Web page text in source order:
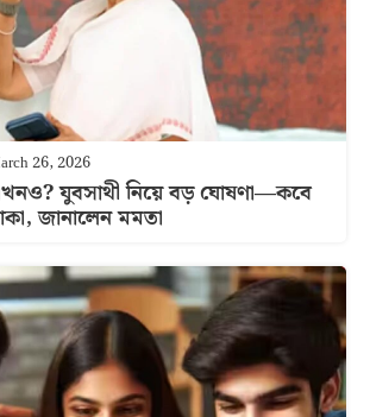
26, 2026
যুবসাথী নিয়ে বড় ঘোষণা—কবে
জানালেন মমতা